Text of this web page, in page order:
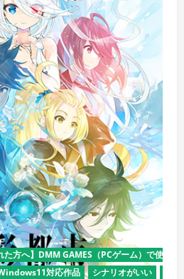
た方へ】DMM GAMES（PCゲーム）で使え
対応作品 シナリオがいい